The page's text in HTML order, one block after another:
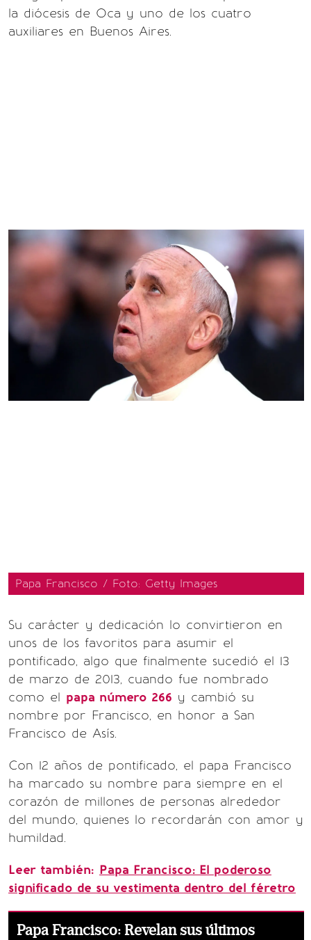
la diócesis de Oca y uno de los cuatro
auxiliares en Buenos Aires.
Papa Francisco / Foto: Getty Images
Su carácter y dedicación lo convirtieron en
unos de los favoritos para asumir el
pontificado, algo que finalmente sucedió el 13
de marzo de 2013, cuando fue nombrado
como el papa número 266 y cambió su
nombre por Francisco, en honor a San
Francisco de Asís.
Con 12 años de pontificado, el papa Francisco
ha marcado su nombre para siempre en el
corazón de millones de personas alrededor
del mundo, quienes lo recordarán con amor y
humildad.
Leer también: Papa Francisco: El poderoso
significado de su vestimenta dentro del féretro
Papa Francisco: Revelan sus últimos